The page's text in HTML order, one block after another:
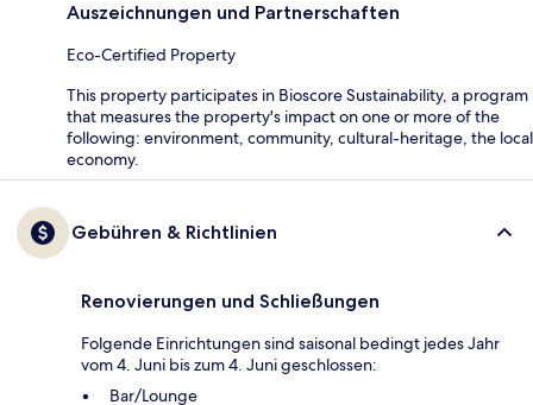
Auszeichnungen und Partnerschaften
Eco-Certified Property
This property participates in Bioscore Sustainability, a program
that measures the property's impact on one or more of the
following: environment, community, cultural-heritage, the local
economy.
Gebühren & Richtlinien
Renovierungen und Schließungen
Folgende Einrichtungen sind saisonal bedingt jedes Jahr
vom 4. Juni bis zum 4. Juni geschlossen:
Bar/Lounge